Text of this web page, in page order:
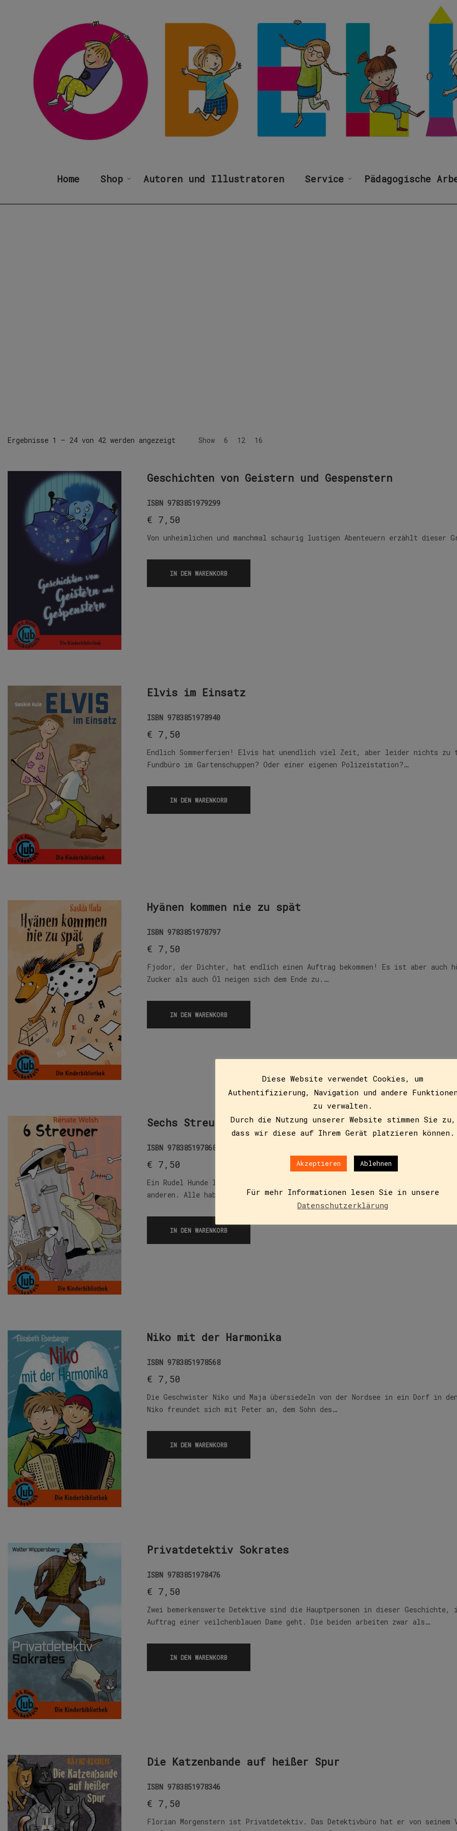
Home Shop Autoren und Illustratoren Service Pädagogische
Ergebnisse 1 – 24 von 42 werden angezeigt Show 6 12 16
Geschichten von Geistern und Gespenstern
ISBN 9783851979299
€ 7,50
Von unheimlichen und manchmal schaurig lustigen Abenteuern erzählt dieser
IN DEN WARENKORB
Elvis im Einsatz
ISBN 9783851978940
€ 7,50
Endlich Sommerferien! Elvis hat unendlich viel Zeit, aber leider nichts zu
Fundbüro im Gartenschuppen? Oder einer eigenen Polizeistation?…
IN DEN WARENKORB
Hyänen kommen nie zu spät
ISBN 9783851978797
€ 7,50
Fjodor, der Dichter, hat endlich einen Auftrag bekommen! Es ist aber auch
Zucker als auch Öl neigen sich dem Ende zu.…
IN DEN WARENKORB
Sechs Streuner
ISBN 9783851978681
€ 7,50
Ein Rudel Hunde läuft durch die Stadt. Vorneweg der Alte, dann – mit ein
anderen. Alle haben sie einmal einen…
IN DEN WARENKORB
Niko mit der Harmonika
ISBN 9783851978568
€ 7,50
Die Geschwister Niko und Maja übersiedeln von der Nordsee in ein Dorf in
Niko freundet sich mit Peter an, dem Sohn des…
IN DEN WARENKORB
Privatdetektiv Sokrates
ISBN 9783851978476
€ 7,50
Zwei bemerkenswerte Detektive sind die Hauptpersonen in dieser Geschichte,
Auftrag einer veilchenblauen Dame geht. Die beiden arbeiten zwar als…
IN DEN WARENKORB
Die Katzenbande auf heißer Spur
ISBN 9783851978346
€ 7,50
Florian Morgenstern ist Privatdetektiv. Das Detektivbüro hat er von seinem
Diese Website verwendet Cookies, um
Authentifizierung, Navigation und andere Funktionen
zu verwalten.
Durch die Nutzung unserer Website stimmen Sie zu,
dass wir diese auf Ihrem Gerät platzieren können.
Akzeptieren Ablehnen
Für mehr Informationen lesen Sie in unsere
Datenschutzerklärung